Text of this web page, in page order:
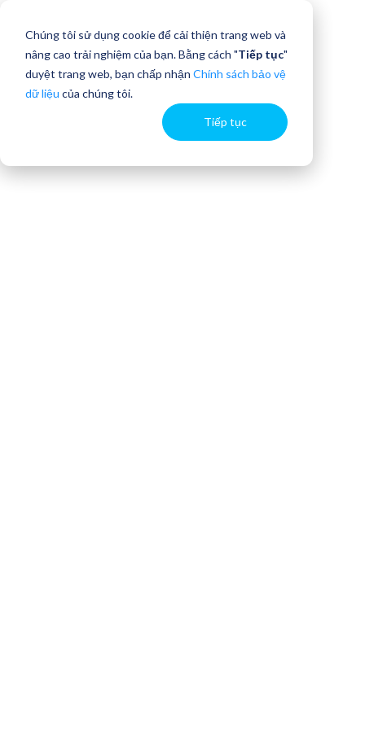
Chúng tôi sử dụng cookie để cải thiện trang web và
nâng cao trải nghiệm của bạn. Bằng cách "Tiếp tục"
duyệt trang web, bạn chấp nhận Chính sách bảo vệ
dữ liệu của chúng tôi.
Tiếp tục